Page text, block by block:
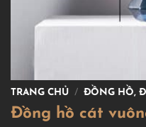
TRANG CHỦ / ĐỒNG HỒ,
Đồng hồ cát